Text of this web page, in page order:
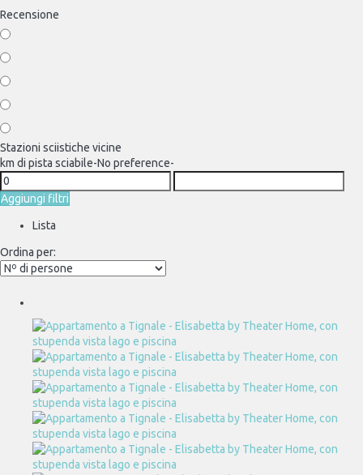
Recensione
Stazioni sciistiche vicine
km di pista sciabile-No preference-
Aggiungi filtri
Lista
Ordina per: